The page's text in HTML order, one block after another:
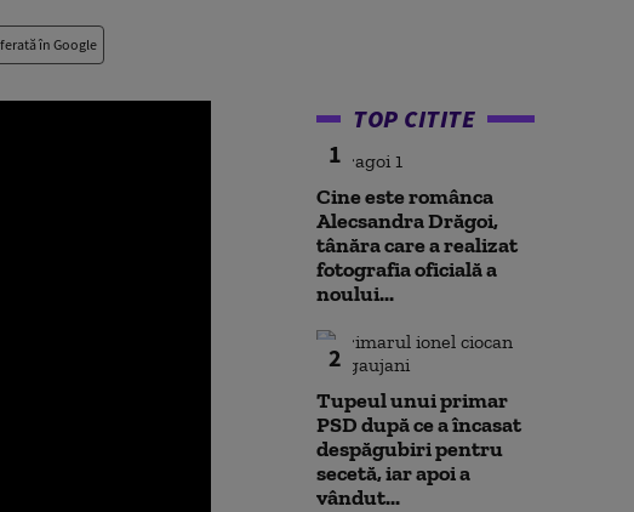
în Google
TOP CITITE
1
Cine este românca
Alecsandra Drăgoi,
tânăra care a realizat
fotografia oficială a
noului...
2
Tupeul unui primar
PSD după ce a încasat
despăgubiri pentru
secetă, iar apoi a
vândut...